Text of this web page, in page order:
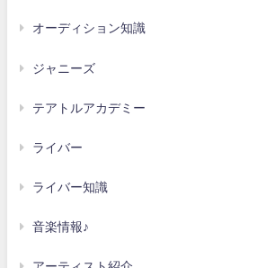
オーディション知識
ジャニーズ
テアトルアカデミー
ライバー
ライバー知識
音楽情報♪